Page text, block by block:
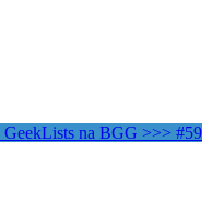
GeekLists na BGG >>> #59